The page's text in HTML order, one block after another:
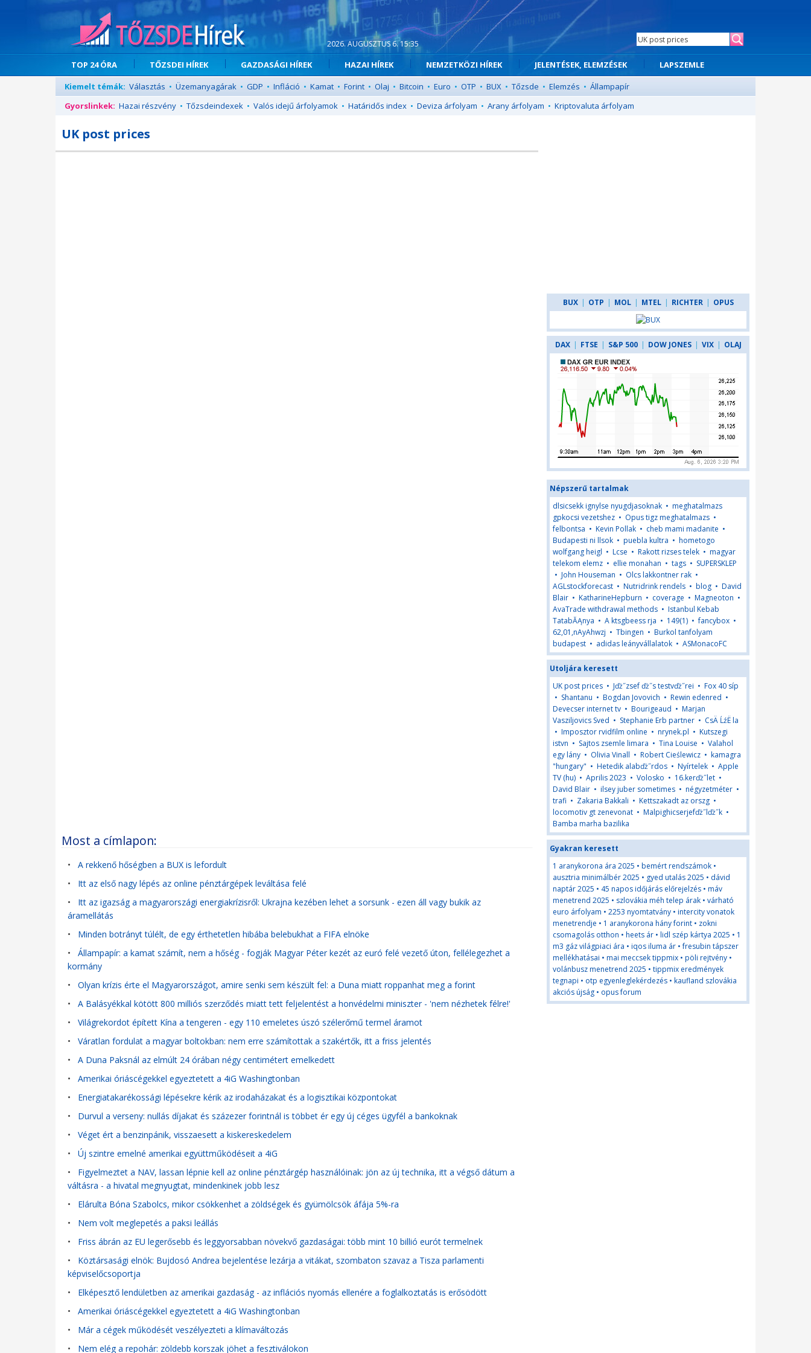
2026. AUGUSZTUS 6. 15:35
TOP 24 ÓRA TŐZSDEI HÍREK GAZDASÁGI HÍREK HAZAI HÍREK NEMZETKÖZI HÍREK JELENTÉSEK, ELEMZÉSEK
LAPSZEMLE
Kiemelt témák: Választás • Üzemanyagárak • GDP • Infláció • Kamat • Forint • Olaj • Bitcoin • Euro • OTP • BUX • Tőzsde • Elemzés • Állampapír
Gyorslinkek: Hazai részvény • Tőzsdeindexek • Valós idejű árfolyamok • Határidős index • Deviza árfolyam • Arany árfolyam • Kriptovaluta árfolyam
UK post prices
Most a címlapon:
• A rekkenő hőségben a BUX is lefordult
• Itt az első nagy lépés az online pénztárgépek leváltása felé
• Itt az igazság a magyarországi energiakrízisről: Ukrajna kezében lehet a sorsunk - ezen áll vagy bukik az
áramellátás
• Minden botrányt túlélt, de egy érthetetlen hibába belebukhat a FIFA elnöke
• Állampapír: a kamat számít, nem a hőség - fogják Magyar Péter kezét az euró felé vezető úton, fellélegezhet a
kormány
• Olyan krízis érte el Magyarországot, amire senki sem készült fel: a Duna miatt roppanhat meg a forint
• A Balásyékkal kötött 800 milliós szerződés miatt tett feljelentést a honvédelmi miniszter - 'nem nézhetek félre!'
• Világrekordot épített Kína a tengeren - egy 110 emeletes úszó szélerőmű termel áramot
• Váratlan fordulat a magyar boltokban: nem erre számítottak a szakértők, itt a friss jelentés
• A Duna Paksnál az elmúlt 24 órában négy centimétert emelkedett
• Amerikai óriáscégekkel egyeztetett a 4iG Washingtonban
• Energiatakarékossági lépésekre kérik az irodaházakat és a logisztikai központokat
• Durvul a verseny: nullás díjakat és százezer forintnál is többet ér egy új céges ügyfél a bankoknak
• Véget ért a benzinpánik, visszaesett a kiskereskedelem
• Új szintre emelné amerikai együttműködéseit a 4iG
• Figyelmeztet a NAV, lassan lépnie kell az online pénztárgép használóinak: jön az új technika, itt a végső dátum a
váltásra - a hivatal megnyugtat, mindenkinek jobb lesz
• Elárulta Bóna Szabolcs, mikor csökkenhet a zöldségek és gyümölcsök áfája 5%-ra
• Nem volt meglepetés a paksi leállás
• Friss ábrán az EU legerősebb és leggyorsabban növekvő gazdaságai: több mint 10 billió eurót termelnek
• Köztársasági elnök: Bujdosó Andrea bejelentése lezárja a vitákat, szombaton szavaz a Tisza parlamenti
képviselőcsoportja
• Elképesztő lendületben az amerikai gazdaság - az inflációs nyomás ellenére a foglalkoztatás is erősödött
• Amerikai óriáscégekkel egyeztetett a 4iG Washingtonban
• Már a cégek működését veszélyezteti a klímaváltozás
• Nem elég a repohár: zöldebb korszak jöhet a fesztiválokon
BUX | OTP | MOL | MTEL | RICHTER | OPUS
DAX | FTSE | S&P 500 | DOW JONES | VIX | OLAJ
Népszerű tartalmak
dlsicsekk ignylse nyugdjasoknak • meghatalmazs
gpkocsi vezetshez • Opus tigz meghatalmazs •
felbontsa • Kevin Pollak • cheb mami madanite •
Budapesti ni llsok • puebla kultra • hometogo
wolfgang heigl • Lcse • Rakott rizses telek • magyar
telekom elemz • ellie monahan • tags • SUPERSKLEP
• John Houseman • Olcs lakkontner rak •
AGLstockforecast • Nutridrink rendels • blog • David
Blair • KatharineHepburn • coverage • Magneoton •
AvaTrade withdrawal methods • Istanbul Kebab
TatabĂĄnya • A ktsgbeess rja • 149(1) •fancybox •
62,01,nAyAhwzj • Tbingen • Burkol tanfolyam
budapest • adidas leányvállalatok • ASMonacoFC
Utoljára keresett
UK post prices • Jďż˝zsef ďż˝s testvďż˝rei • Fox 40 síp
• Shantanu • Bogdan Jovovich • Rewin edenred •
Devecser internet tv • Bourigeaud • Marjan
Vasziljovics Sved • Stephanie Erb partner • CsÄ ĹźË la
• Imposztor rvidfilm online • nrynek.pl • Kutszegi
istvn • Sajtos zsemle limara • Tina Louise • Valahol
egy lány • Olivia Vinall • Robert Cieślewicz • kamagra
"hungary" • Hetedik alabďż˝rdos • Nyírtelek • Apple
TV (hu) • Aprilis 2023 • Volosko • 16.kerďż˝let •
David Blair • ilsey juber sometimes • négyzetméter •
trafi • Zakaria Bakkali • Kettszakadt az orszg •
locomotiv gt zenevonat • Malpighicserjefďż˝lďż˝k •
Bamba marha bazilika
Gyakran keresett
1 aranykorona ára 2025 • bemért rendszámok •
ausztria minimálbér 2025 • gyed utalás 2025 • dávid
naptár 2025 • 45 napos időjárás előrejelzés • máv
menetrend 2025 • szlovákia méh telep árak • várható
euro árfolyam • 2253 nyomtatvány • intercity vonatok
menetrendje • 1 aranykorona hány forint • zokni
csomagolás otthon • heets ár • lidl szép kártya 2025 • 1
m3 gáz világpiaci ára • iqos iluma ár •fresubin tápszer
mellékhatásai • mai meccsek tippmix • pöli rejtvény •
volánbusz menetrend 2025 • tippmix eredmények
tegnapi • otp egyenleglekérdezés • kaufland szlovákia
akciós újság • opus forum